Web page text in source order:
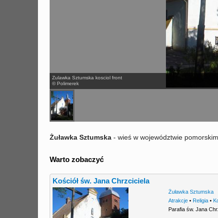
Zulawka Sztumska kosciol front
© Polimerek
Żuławka Sztumska - wieś w województwie
Warto zobaczyć
Kościół św. Jana Chrzciciela
Żuławka Sztumska
Atrakcje • Religia •
Parafia św. Jana